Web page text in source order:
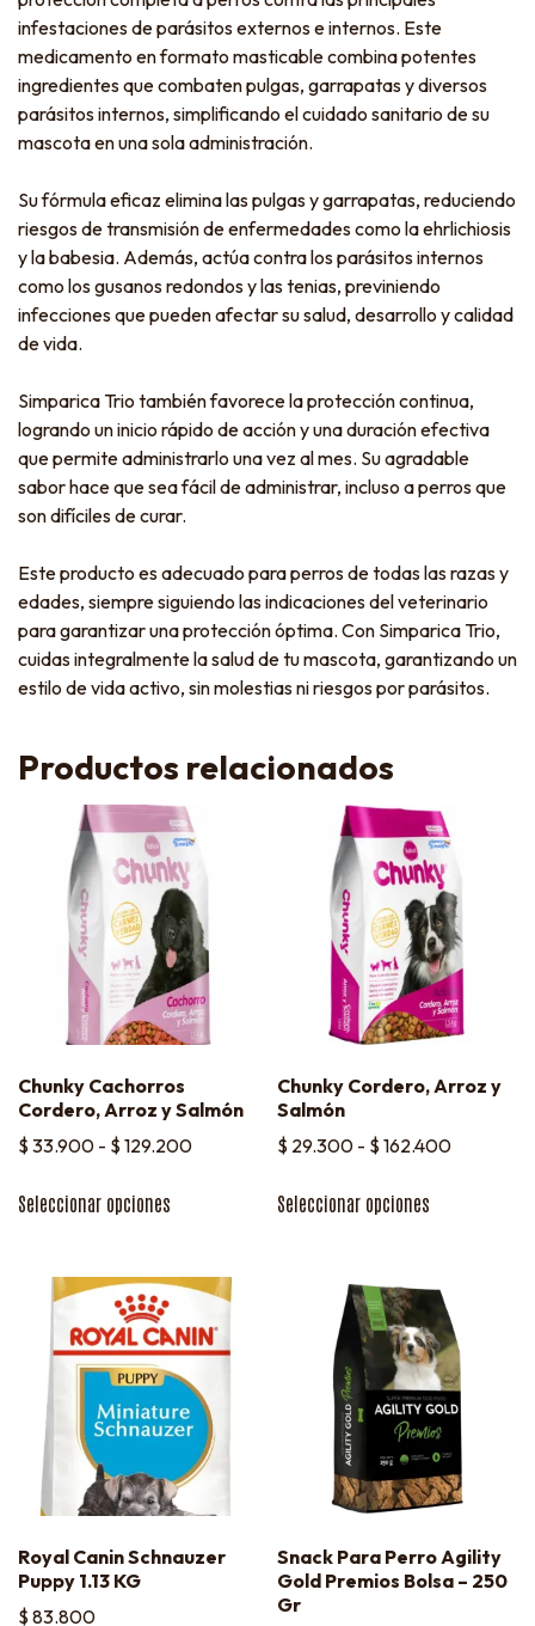
infestaciones de parásitos externos e internos. Este
medicamento en formato masticable combina potentes
ingredientes que combaten pulgas, garrapatas y diversos
parásitos internos, simplificando el cuidado sanitario de su
mascota en una sola administración.
Su fórmula eficaz elimina las pulgas y garrapatas, reduciendo
riesgos de transmisión de enfermedades como la ehrlichiosis
y la babesia. Además, actúa contra los parásitos internos
como los gusanos redondos y las tenias, previniendo
infecciones que pueden afectar su salud, desarrollo y calidad
de vida.
Simparica Trio también favorece la protección continua,
logrando un inicio rápido de acción y una duración efectiva
que permite administrarlo una vez al mes. Su agradable
sabor hace que sea fácil de administrar, incluso a perros que
son difíciles de curar.
Este producto es adecuado para perros de todas las razas y
edades, siempre siguiendo las indicaciones del veterinario
para garantizar una protección óptima. Con Simparica Trio,
cuidas integralmente la salud de tu mascota, garantizando un
estilo de vida activo, sin molestias ni riesgos por parásitos.
Productos relacionados
Chunky Cachorros
Cordero, Arroz y Salmón
$ 33.900 - $ 129.200
Seleccionar opciones
Chunky Cordero, Arroz y
Salmón
$ 29.300 - $ 162.400
Seleccionar opciones
Royal Canin Schnauzer
Puppy 1.13 KG
$ 83.800
Snack Para Perro Agility
Gold Premios Bolsa – 250
Gr